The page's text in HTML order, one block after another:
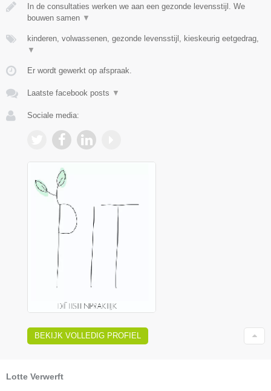
In de consultaties werken we aan een gezonde levensstijl. We
bouwen samen ▼
kinderen, volwassenen, gezonde levensstijl, kieskeurig eetgedrag,
▼
Er wordt gewerkt op afspraak.
Laatste facebook posts ▼
Sociale media:
BEKIJK VOLLEDIG PROFIEL
Lotte Verwerft